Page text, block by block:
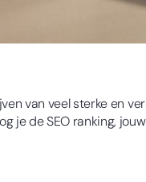
van veel sterke en
je de SEO ranking,